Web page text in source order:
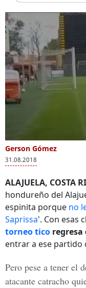
0
seconds
of
0
seconds
Gerson Gómez
31.08.2018
ALAJUELA, COSTA
hondureño del
espinita porque no
Saprissa'. Con esas
torneo tico
entrar a ese partido
Pero pese a tener el
atacante catracho